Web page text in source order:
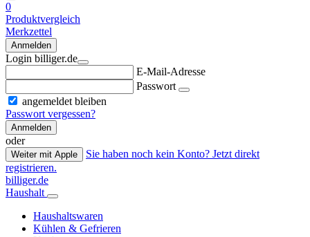
0
Produktvergleich
Merkzettel
Anmelden
Login billiger.de
E-Mail-Adresse
Passwort
angemeldet bleiben
Passwort vergessen?
Anmelden
oder
Weiter mit Apple
Sie haben noch kein Konto? Jetzt direkt
registrieren.
billiger.de
Haushalt
Haushaltswaren
Kühlen & Gefrieren